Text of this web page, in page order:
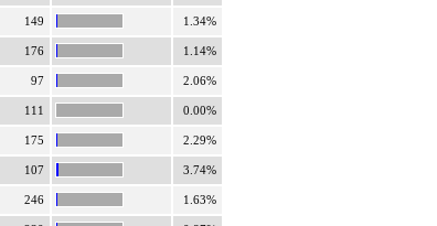
149 1.34%
176 1.14%
97 2.06%
111 0.00%
175 2.29%
107 3.74%
246 1.63%